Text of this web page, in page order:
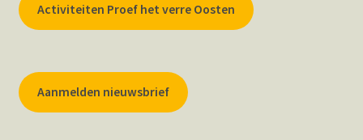
Activiteiten Proef het verre Oosten
Aanmelden nieuwsbrief